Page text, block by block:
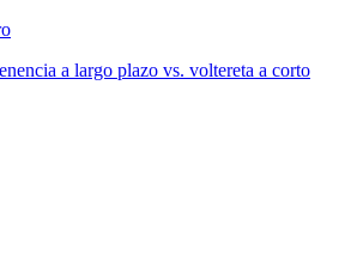
a largo plazo vs. voltereta a corto